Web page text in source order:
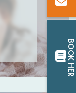
BOOK HER